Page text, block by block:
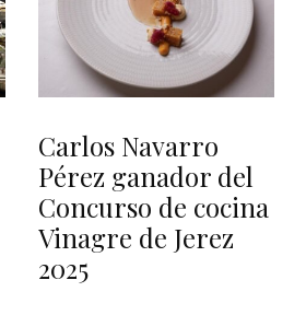
Carlos Navarro
Pérez ganador del
Concurso de cocina
Vinagre de Jerez
2025